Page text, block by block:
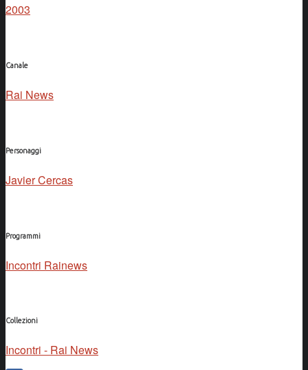
2003
Canale
Rai News
Personaggi
Javier Cercas
Programmi
Incontri Rainews
Collezioni
Incontri - Rai News